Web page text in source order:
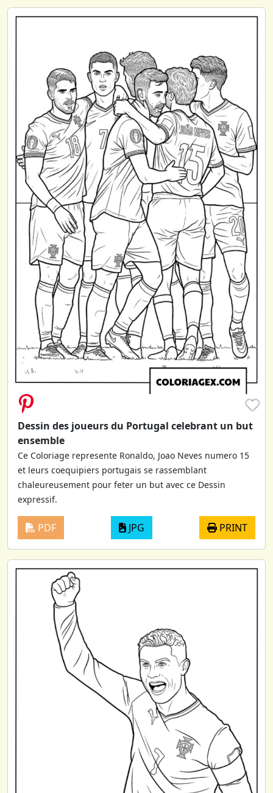
♥
Dessin des joueurs du Portugal celebrant un but
ensemble
Ce Coloriage represente Ronaldo, Joao Neves numero 15
et leurs coequipiers portugais se rassemblant
chaleureusement pour feter un but avec ce Dessin
expressif.
PDF JPG PRINT